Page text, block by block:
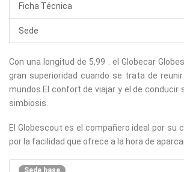
Ficha Técnica
Sede
Con una longitud de 5,99 . el Globecar
gran superioridad cuando se trata de
mundos.El confort de viajar y el de conducir
simbiosis.
El Globescout es el compañero ideal por su
por la facilidad que ofrece a la hora de
Sede base